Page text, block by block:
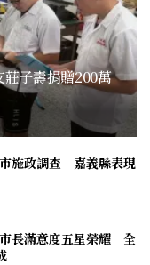
子壽捐贈200萬
市施政調查 嘉義縣表現
長滿意度五星榮耀 全